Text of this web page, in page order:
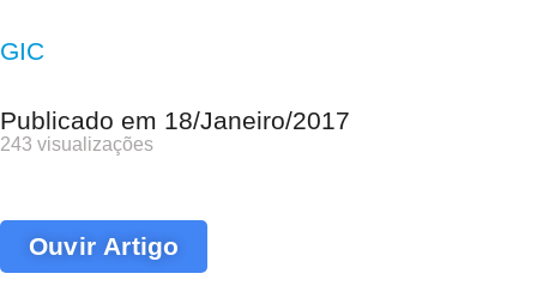
GIC
Publicado em 18/Janeiro/2017
243 visualizações
Ouvir Artigo